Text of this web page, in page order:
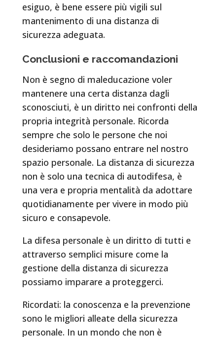
esiguo, è bene essere più vigili sul
mantenimento di una distanza di
sicurezza adeguata.
Conclusioni e raccomandazioni
Non è segno di maleducazione voler
mantenere una certa distanza dagli
sconosciuti, è un diritto nei confronti della
propria integrità personale. Ricorda
sempre che solo le persone che noi
desideriamo possano entrare nel nostro
spazio personale. La distanza di sicurezza
non è solo una tecnica di autodifesa, è
una vera e propria mentalità da adottare
quotidianamente per vivere in modo più
sicuro e consapevole.
La difesa personale è un diritto di tutti e
attraverso semplici misure come la
gestione della distanza di sicurezza
possiamo imparare a proteggerci.
Ricordati: la conoscenza e la prevenzione
sono le migliori alleate della sicurezza
personale. In un mondo che non è